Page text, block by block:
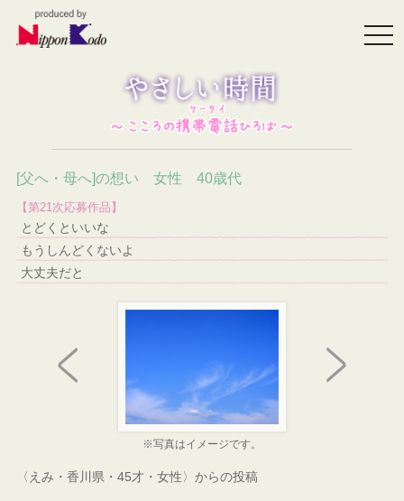
[父へ・母へ]の想い 女性 40歳代
【第21次応募作品】
とどくといいな
もうしんどくないよ
大丈夫だと
※写真はイメージです。
〈えみ・香川県・45才・女性〉からの投稿